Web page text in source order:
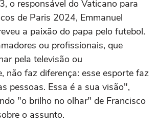
o responsável do Vaticano para
de Paris 2024, Emmanuel
a paixão do papa pelo futebol.
ou profissionais, que
pela televisão ou
não faz diferença: esse esporte faz
pessoas. Essa é a sua visão",
"o brilho no olhar" de Francisco
o assunto.